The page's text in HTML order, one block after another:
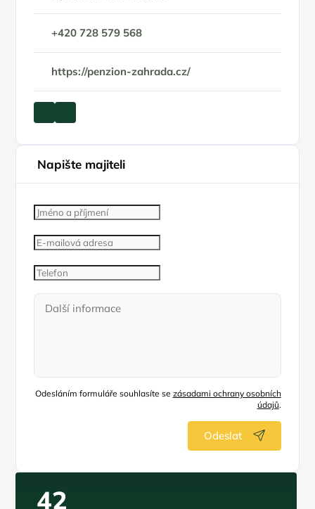
+420 728 579 568
https://penzion-zahrada.cz/
Napište majiteli
Odesláním formuláře souhlasíte se zásadami ochrany osobních
údajů.
Odeslat
42